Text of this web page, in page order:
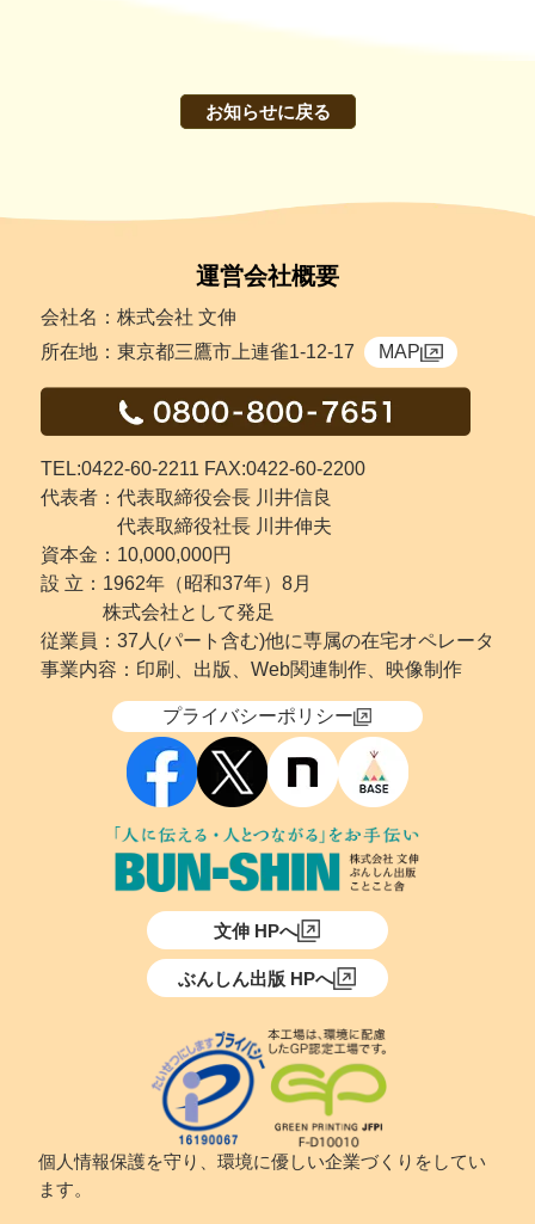
お知らせに戻る
運営会社概要
会社名：株式会社 文伸
所在地：東京都三鷹市上連雀1-12-17
MAP
TEL:0422-60-2211 FAX:0422-60-2200
代表者：代表取締役会長 川井信良
代表取締役社長 川井伸夫
資本金：10,000,000円
設 立： 1962年（昭和37年）8月
株式会社として発足
従業員：37人(パート含む)他に専属の在宅オペレータ
事業内容：印刷、出版、Web関連制作、映像制作
プライバシーポリシー
文伸 HPへ
ぶんしん出版 HPへ
個人情報保護を守り、環境に優しい企業づくりをしてい
ます。